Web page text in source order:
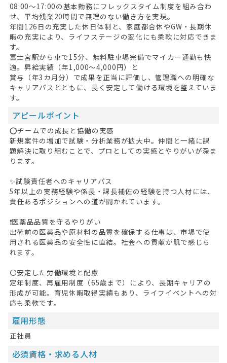
08:00～17:00の基本勤務にフレックスタイム制度を組み合わ
せ、平均残業20時間で無理のない働き方を実現。
年間126日の充実した休日体制と、家庭都合休やGW・長期休
暇の充実により、ライフステージの変化にも柔軟に対応できま
す。
富士宮駅から車で15分、無料駐車場完備でマイカー通勤も快
適。昇給実績（年1,000～4,000円）と
賞与（年3カ月分）で成果を正当に評価し、管理職への明確な
キャリアパスとともに、長く安定して働ける環境を整えていま
す。
アピールポイント
⭕チームでの成長と協働の実感
新規案件の増加で試験・分析業務が拡大中。仲間と一緒に課
題解決に取り組むことで、プロとしての実感とやりがいが深ま
ります。
✨試験責任者へのキャリアパス
5年以上の実務経験や係長・課長補佐の経験を持つ人材には、
責任あるポジションへの道が開かれています。
❗医薬品品質を守るやりがい
出荷前の医薬品や原材料の品質を確保する仕事は、市場で使
用される医薬品の安全性に直結。社会への貢献が肌で感じら
れます。
〇安定した労働環境と配慮
定年制度、再雇用制度（65歳まで）により、長期キャリアの
形成が可能。育児休暇取得実績もあり、ライフイベントへの対
応も柔軟です。
雇用形態
正社員
必須資格・求める人材